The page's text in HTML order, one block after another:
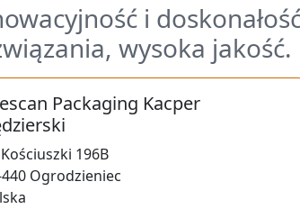
i
wysoka jakość.
Packaging Kacper
Kościuszki 196B
Ogrodzieniec